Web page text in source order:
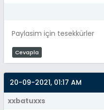
Paylasim için tesekkürler
Cevapla
20-09-2021, 01:17 AM
xxbatuxxs